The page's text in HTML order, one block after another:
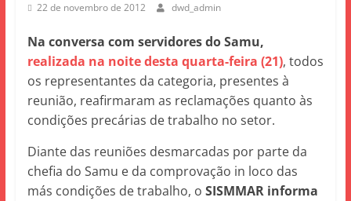
22 de novembro de 2012 dwd_admin
Na conversa com servidores do Samu,
realizada na noite desta quarta-feira (21), todos
os representantes da categoria, presentes à
reunião, reafirmaram as reclamações quanto às
condições precárias de trabalho no setor.
Diante das reuniões desmarcadas por parte da
chefia do Samu e da comprovação in loco das
más condições de trabalho, o SISMMAR informa